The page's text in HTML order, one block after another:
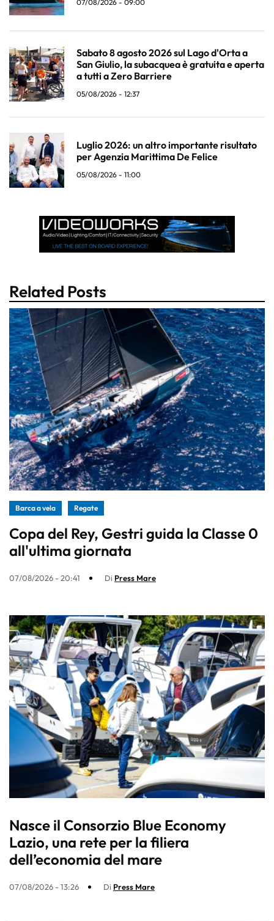
07/08/2026 - 09:00
Sabato 8 agosto 2026 sul Lago d'Orta a
San Giulio, la subacquea è gratuita e aperta
a tutti a Zero Barriere
05/08/2026 - 12:37
Luglio 2026: un altro importante risultato
per Agenzia Marittima De Felice
05/08/2026 - 11:00
Related Posts
Barca a vela Regate
Copa del Rey, Gestri guida la Classe 0
all'ultima giornata
07/08/2026 - 20:41 Di Press Mare
Nasce il Consorzio Blue Economy
Lazio, una rete per la filiera
dell’economia del mare
07/08/2026 - 13:26 Di Press Mare